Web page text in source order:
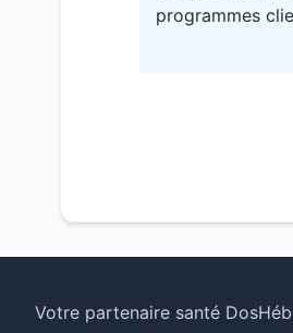
programmes
Votre partenaire santé Dos